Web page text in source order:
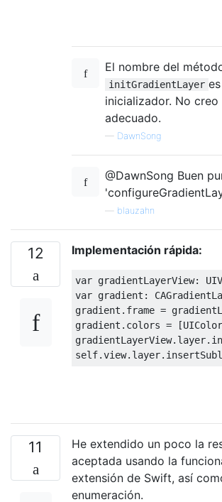
El nombre del
initGradientLayer
inicializador. No creo
adecuado.
— DawnSong
@DawnSong Buen
blauzahn
12 Implementación rápida:
var gradientLayerView:
var gradient :
gradient . frame =
gradient . colors = [UIColor
gradientLayerView. layer.
self.view. layer.
11
He extendido un poco la
aceptada usando la
extensión de Swift, así
enumeración.